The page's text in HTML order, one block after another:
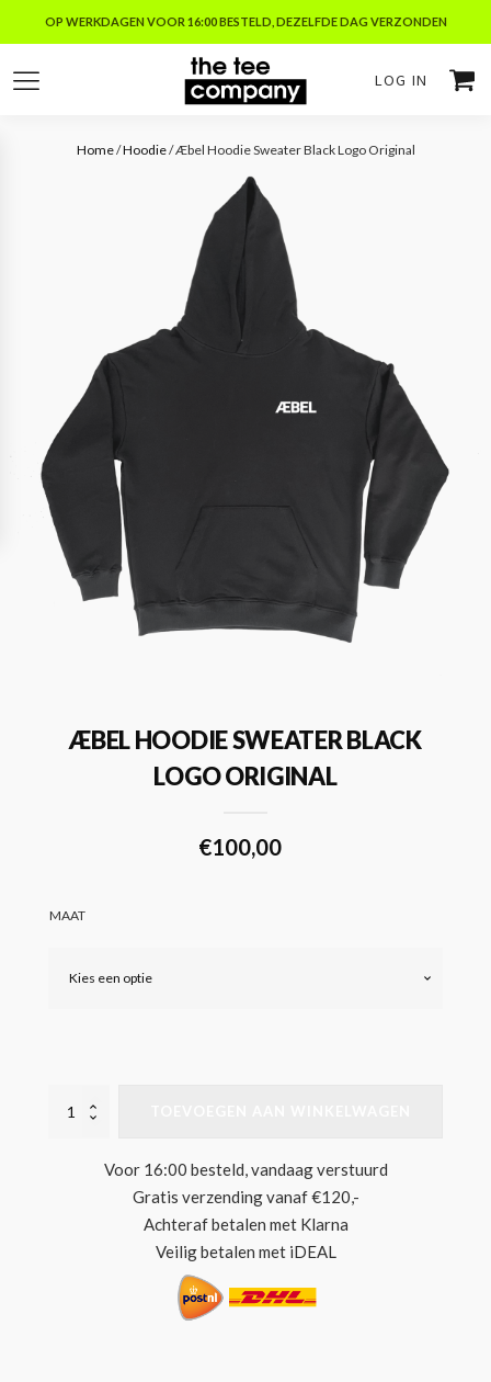
OP WERKDAGEN VOOR 16:00 BESTELD, DEZELFDE DAG VERZONDEN
LOG IN
Home/Hoodie/ Æbel Hoodie Sweater Black Logo Original
ÆBEL HOODIE SWEATER BLACK
LOGO ORIGINAL
€100,00
MAAT
HOODIE
Voor 16:00 besteld, vandaag verstuurd
Gratis verzending vanaf €120,-
Achteraf betalen met Klarna
Veilig betalen met iDEAL